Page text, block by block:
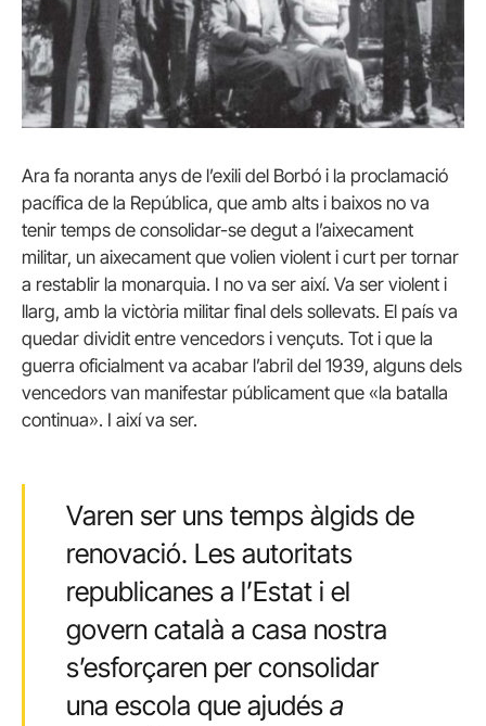
Ara fa noranta anys de l’exili del Borbó i la proclamació
pacífica de la República, que amb alts i baixos no va
tenir temps de consolidar-se degut a l’aixecament
militar, un aixecament que volien violent i curt per tornar
a restablir la monarquia. I no va ser així. Va ser violent i
llarg, amb la victòria militar final dels sollevats. El país va
quedar dividit entre vencedors i vençuts. Tot i que la
guerra oficialment va acabar l’abril del 1939, alguns dels
vencedors van manifestar públicament que «la batalla
continua». I així va ser.
Varen ser uns temps àlgids de
renovació. Les autoritats
republicanes a l’Estat i el
govern català a casa nostra
s’esforçaren per consolidar
una escola que ajudés a